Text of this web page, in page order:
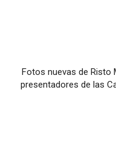
Fotos nuevas de Risto
presentadores de las